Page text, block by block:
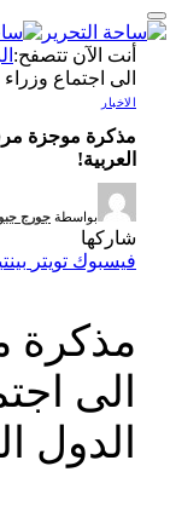
أنت الآن تتصفح:
الى اجتماع وزراء
الاخبار
مذكرة موجزة
العربية!
بواسطة جورج جبور3
شاركها
فيسبوك تويتر
مذكرة
الى
الدول